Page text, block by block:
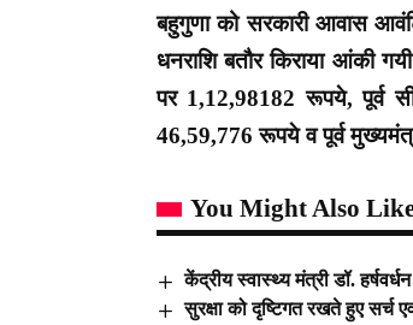
बहुगुणा को सरकारी आवास
धनराशि बतौर किराया आंकी
पर 1,12,98182 रूपये, पूर्व
46,59,776 रूपये व पूर्व
You Might Also
केंद्रीय स्वास्थ्य मंत्री डॉ.
सुरक्षा को दृष्टिगत रखते हुए